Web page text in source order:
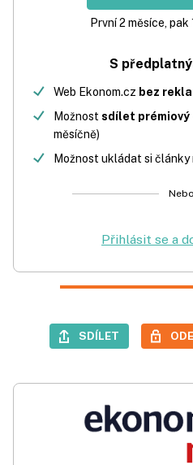
První 2 měsíce,
S
Web Ekonom.cz bez
Možnost sdílet prémiový
měsíčně)
Možnost ukládat si články
Nebo
Přihlásit se a
SDÍLET